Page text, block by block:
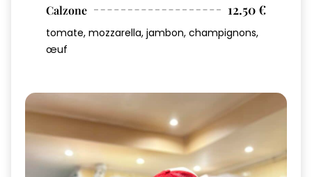
Calzone 12.50 €
tomate, mozzarella, jambon, champignons,
œuf